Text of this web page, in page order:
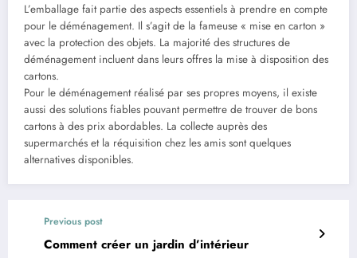
L’emballage fait partie des aspects essentiels à prendre en compte
pour le déménagement. Il s’agit de la fameuse « mise en carton »
avec la protection des objets. La majorité des structures de
déménagement incluent dans leurs offres la mise à disposition des
cartons.
Pour le déménagement réalisé par ses propres moyens, il existe
aussi des solutions fiables pouvant permettre de trouver de bons
cartons à des prix abordables. La collecte auprès des
supermarchés et la réquisition chez les amis sont quelques
alternatives disponibles.
Previous post
Comment créer un jardin d’intérieur